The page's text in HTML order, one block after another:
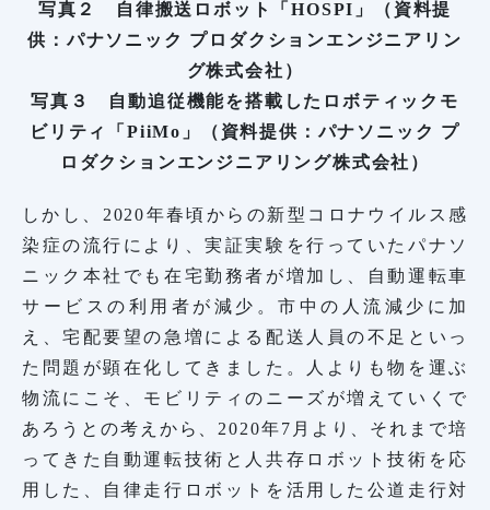
写真２ 自律搬送ロボット「HOSPI」（資料提
供：パナソニック プロダクションエンジニアリン
グ株式会社）
写真３ 自動追従機能を搭載したロボティックモ
ビリティ「PiiMo」（資料提供：パナソニック プ
ロダクションエンジニアリング株式会社）
しかし、2020年春頃からの新型コロナウイルス感
染症の流行により、実証実験を行っていたパナソ
ニック本社でも在宅勤務者が増加し、自動運転車
サービスの利用者が減少。市中の人流減少に加
え、宅配要望の急増による配送人員の不足といっ
た問題が顕在化してきました。人よりも物を運ぶ
物流にこそ、モビリティのニーズが増えていくで
あろうとの考えから、2020年7月より、それまで培
ってきた自動運転技術と人共存ロボット技術を応
用した、自律走行ロボットを活用した公道走行対